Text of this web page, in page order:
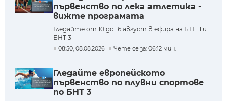
първенство по лека атлетика -
вижте програмата
Гледайте от 10 до 16 август в ефира на БНТ 1 и
БНТ 3
08:50, 08.08.2026 Чете се за: 06:12 мин.
Гледайте европейското
първенство по плувни спортове
по БНТ 3